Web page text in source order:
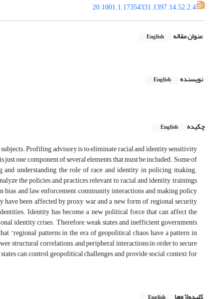
20.1001.1.17354331.1397.14.52.2.4
عنوان مقاله English
نویسنده English
چکیده
English
Profiling advisory is to eliminate racial and identity sensitivity
one component of several elements that must be included. Some of
and understanding the role of race and identity in policing making.
the policies and practices relevant to racial and identity, trainings
and law enforcement, community interactions and making policy
been affected by proxy war and a new form of regional security
Identity has become a new political force that can affect the
identity crises. Therefore, weak states and inefficient governments
“regional patterns in the era of geopolitical chaos have a pattern in
structural correlations, and peripheral interactions in order to secure
can control geopolitical challenges and provide social context for